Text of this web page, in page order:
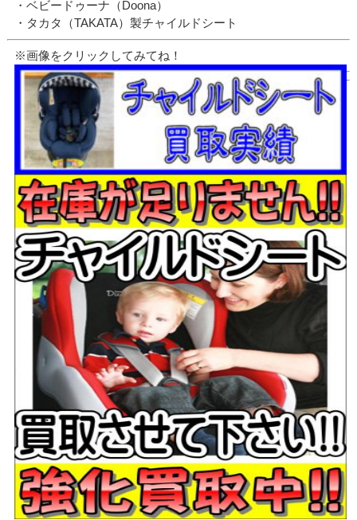
・ベビードゥーナ（Doona）
・タカタ（TAKATA）製チャイルドシート
※画像をクリックしてみてね！